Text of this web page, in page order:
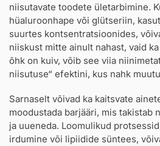
niisutavate toodete ületarbimine.
hüaluroonhape või glütseriin,
suurtes kontsentratsioonides,
niiskust mitte ainult nahast, vaid
õhk on kuiv, võib see viia
niisutuse“ efektini, kus nahk
Sarnaselt võivad ka kaitsvate
moodustada barjääri, mis takistab
ja uueneda. Loomulikud
irdumine või lipiidide süntees,